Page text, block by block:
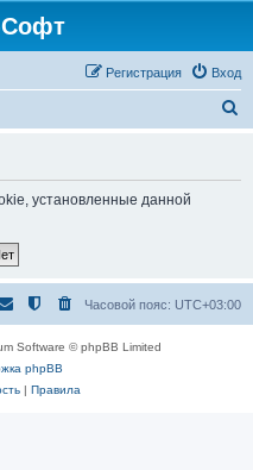
Софт
Вход
Регистрация
установленные данной
Часовой пояс: UTC+03:00
Software © phpBB Limited
phpBB
| Правила